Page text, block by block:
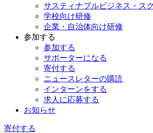
サスティナブルビジネス・ス
学校向け研修
企業・自治体向け研修
参加する
参加する
サポーターになる
寄付する
ニュースレターの購読
インターンをする
求人に応募する
お知らせ
寄付する